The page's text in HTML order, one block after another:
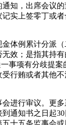
知，出席会议
实上签零丁或
例累计分派（
效；是指其持
事项有分歧提
行贿或者其他
行审议。更多
通知书之日起